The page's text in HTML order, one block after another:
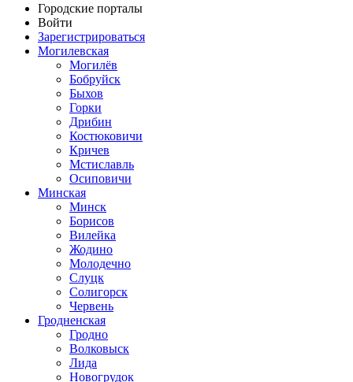
Городские порталы
Войти
Зарегистрироваться
Могилевская
Могилёв
Бобруйск
Быхов
Горки
Дрибин
Костюковичи
Кричев
Мстиславль
Осиповичи
Минская
Минск
Борисов
Вилейка
Жодино
Молодечно
Слуцк
Солигорск
Червень
Гродненская
Гродно
Волковыск
Лида
Новогрудок